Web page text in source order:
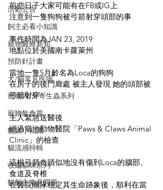
活動公告
飼主必看小知識
寵物醫療新知
預防針計畫
犬/貓常見疾病
寵物內/外寄生蟲系列
寵物飲食篇
貓奴小知識
貓流感特輯
收編貓咪系列
貓飼主常見問題
前些日子大家可能有在FB或IG上
注意到一隻狗狗被弓箭射穿頭部的事
事件時間為JAN 23, 2019
地點位於美國南卡蘿萊州
當地一隻5月齡名為Loca的狗狗
在房子的後門廊處 被主人發現 她的頭部被
弓箭射穿
主人緊急送醫後
經過當地動物醫院「Paws & Claws Animal
Clinic」的檢查
這根弓箭奇蹟似地沒有傷到Loca的腦部、
食道及脊椎
在醫院團隊穩定其生命跡象後，順利在當